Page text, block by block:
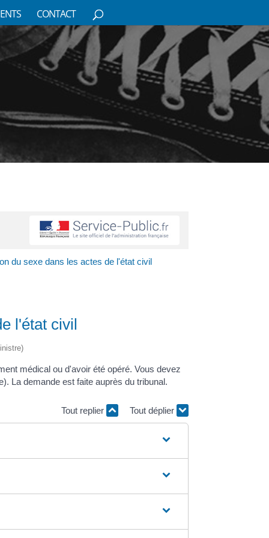
CONTACT
du sexe dans les actes de l'état civil
l'état civil
médical ou d'avoir été opéré. Vous devez
La demande est faite auprès du tribunal.
Tout replier Tout déplier